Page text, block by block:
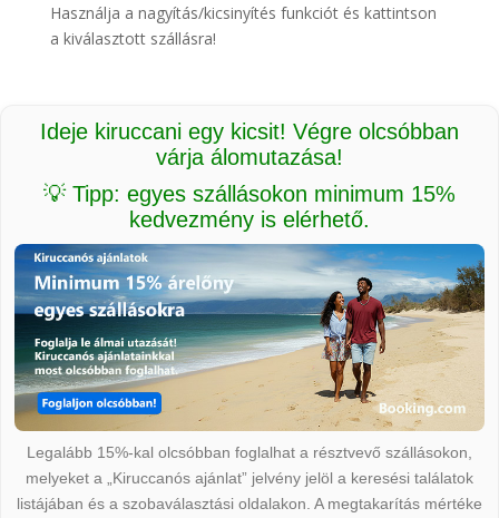
Használja a nagyítás/kicsinyítés funkciót és kattintson
a kiválasztott szállásra!
Ideje kiruccani egy kicsit! Végre olcsóbban
várja álomutazása!
💡 Tipp: egyes szállásokon minimum 15%
kedvezmény is elérhető.
Legalább 15%-kal olcsóbban foglalhat a résztvevő szállásokon,
melyeket a „Kiruccanós ajánlat” jelvény jelöl a keresési találatok
listájában és a szobaválasztási oldalakon. A megtakarítás mértéke